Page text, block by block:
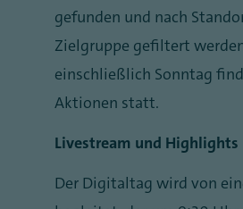
gefunden und nach
Zielgruppe gefiltert
einschließlich Sonntag
Aktionen statt.
Livestream und Highlights
Der Digitaltag wird von